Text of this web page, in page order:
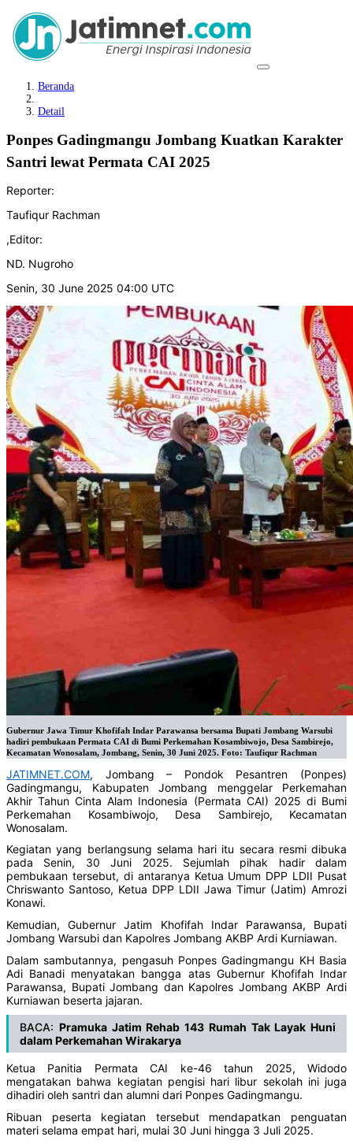
Beranda
Detail
Ponpes Gadingmangu Jombang Kuatkan Karakter
Santri lewat Permata CAI 2025
Reporter:
Taufiqur Rachman
,Editor:
ND. Nugroho
Senin, 30 June 2025 04:00 UTC
Gubernur Jawa Timur Khofifah Indar Parawansa bersama Bupati Jombang Warsubi
hadiri pembukaan Permata CAI di Bumi Perkemahan Kosambiwojo, Desa Sambirejo,
Kecamatan Wonosalam, Jombang, Senin, 30 Juni 2025. Foto: Taufiqur Rachman
JATIMNET.COM, Jombang – Pondok Pesantren (Ponpes)
Gadingmangu, Kabupaten Jombang menggelar Perkemahan
Akhir Tahun Cinta Alam Indonesia (Permata CAI) 2025 di Bumi
Perkemahan Kosambiwojo, Desa Sambirejo, Kecamatan
Wonosalam.
Kegiatan yang berlangsung selama hari itu secara resmi dibuka
pada Senin, 30 Juni 2025. Sejumlah pihak hadir dalam
pembukaan tersebut, di antaranya Ketua Umum DPP LDII Pusat
Chriswanto Santoso, Ketua DPP LDII Jawa Timur (Jatim) Amrozi
Konawi.
Kemudian, Gubernur Jatim Khofifah Indar Parawansa, Bupati
Jombang Warsubi dan Kapolres Jombang AKBP Ardi Kurniawan.
Dalam sambutannya, pengasuh Ponpes Gadingmangu KH Basia
Adi Banadi menyatakan bangga atas Gubernur Khofifah Indar
Parawansa, Bupati Jombang dan Kapolres Jombang AKBP Ardi
Kurniawan beserta jajaran.
BACA: Pramuka Jatim Rehab 143 Rumah Tak Layak Huni
dalam Perkemahan Wirakarya
Ketua Panitia Permata CAI ke-46 tahun 2025, Widodo
mengatakan bahwa kegiatan pengisi hari libur sekolah ini juga
dihadiri oleh santri dan alumni dari Ponpes Gadingmangu.
Ribuan peserta kegiatan tersebut mendapatkan penguatan
materi selama empat hari, mulai 30 Juni hingga 3 Juli 2025.